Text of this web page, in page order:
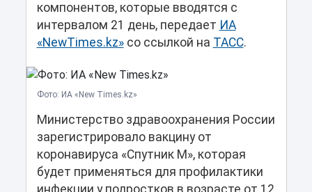
компонентов, которые вводятся с
интервалом 21 день, передает ИА
«NewTimes.kz»со ссылкой на ТАСС.
Фото: ИА «New Times.kz»
Министерство здравоохранения России
зарегистрировало вакцину от
коронавируса «Спутник М», которая
будет применяться для профилактики